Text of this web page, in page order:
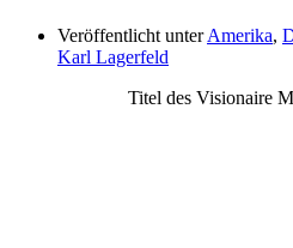
Veröffentlicht unterAmerika,
Karl Lagerfeld
Titel des Visionaire